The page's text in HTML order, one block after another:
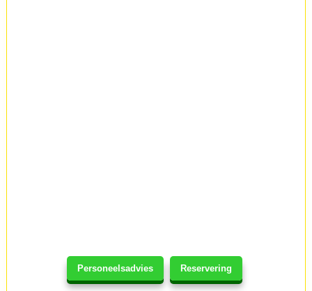
Personeelsadvies Reservering